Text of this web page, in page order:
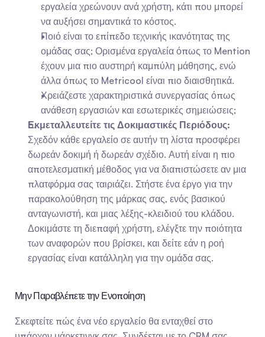
εργαλεία χρεώνουν ανά χρήστη, κάτι που μπορεί
να αυξήσει σημαντικά το κόστος.
Ποιό είναι το επίπεδο τεχνικής ικανότητας της
ομάδας σας; Ορισμένα εργαλεία όπως το Mention
έχουν μια πιο αυστηρή καμπύλη μάθησης, ενώ
άλλα όπως το Metricool είναι πιο διαισθητικά.
Χρειάζεστε χαρακτηριστικά συνεργασίας όπως
ανάθεση εργασιών και εσωτερικές σημειώσεις;
Εκμεταλλευτείτε τις Δοκιμαστικές Περιόδους:
Σχεδόν κάθε εργαλείο σε αυτήν τη λίστα προσφέρει
δωρεάν δοκιμή ή δωρεάν σχέδιο. Αυτή είναι η πιο
αποτελεσματική μέθοδος για να διαπιστώσετε αν μια
πλατφόρμα σας ταιριάζει. Στήστε ένα έργο για την
παρακολούθηση της μάρκας σας, ενός βασικού
ανταγωνιστή, και μιας λέξης-κλειδιού του κλάδου.
Δοκιμάστε τη διεπαφή χρήστη, ελέγξτε την ποιότητα
των αναφορών που βρίσκει, και δείτε εάν η ροή
εργασίας είναι κατάλληλη για την ομάδα σας.
Μην Παραβλέπετε την Ενοποίηση
Σκεφτείτε πώς ένα νέο εργαλείο θα ενταχθεί στο